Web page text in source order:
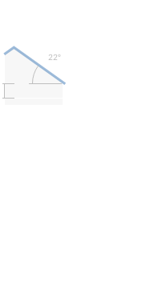
22º